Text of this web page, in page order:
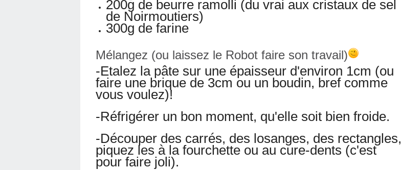
200g de beurre ramolli (du vrai aux cristaux de sel
de Noirmoutiers)
300g de farine
Mélangez (ou laissez le Robot faire son travail)
-Etalez la pâte sur une épaisseur d'environ 1cm (ou
faire une brique de 3cm ou un boudin, bref comme
vous voulez)!
-Réfrigérer un bon moment, qu'elle soit bien froide.
-Découper des carrés, des losanges, des rectangles,
piquez les à la fourchette ou au cure-dents (c'est
pour faire joli).